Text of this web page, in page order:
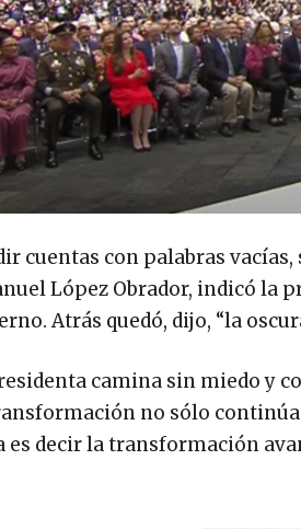
cuentas con palabras
López Obrador, indicó la
Atrás quedó, dijo, “la
camina sin miedo y
no sólo
es decir la transformación